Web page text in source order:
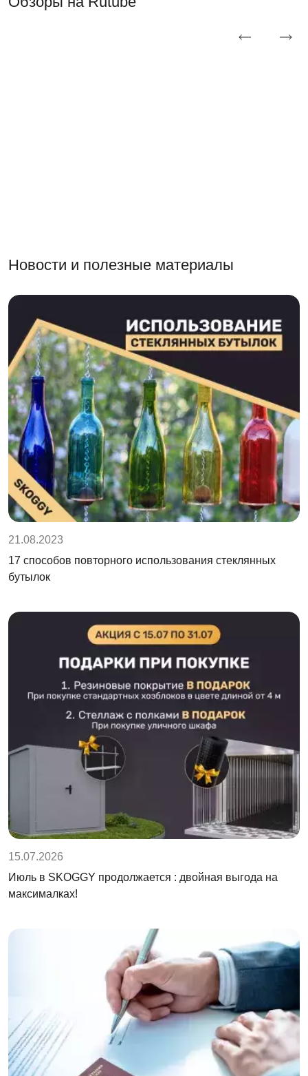
Новости и полезные материалы
21.08.2023
17 способов повторного использования стеклянных
бутылок
15.07.2026
Июль в SKOGGY продолжается : двойная выгода на
максималках!